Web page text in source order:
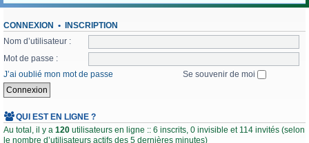
CONNEXION • INSCRIPTION
Nom d’utilisateur :
Mot de passe :
J’ai oublié mon mot de passe
Se souvenir de moi
QUI EST EN LIGNE ?
Au total, il y a 120 utilisateurs en ligne :: 6 inscrits, 0 invisible et 114 invités (selon
le nombre d’utilisateurs actifs des 5 dernières minutes)